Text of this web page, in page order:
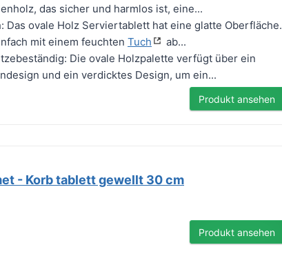
das sicher und harmlos ist, eine...
Das ovale Holz Serviertablett hat eine glatte Oberfläche.
mit einem feuchten Tuch
ab...
Die ovale Holzpalette verfügt über ein
und ein verdicktes Design, um ein...
Produkt ansehen
- Korb tablett gewellt 30 cm
Produkt ansehen